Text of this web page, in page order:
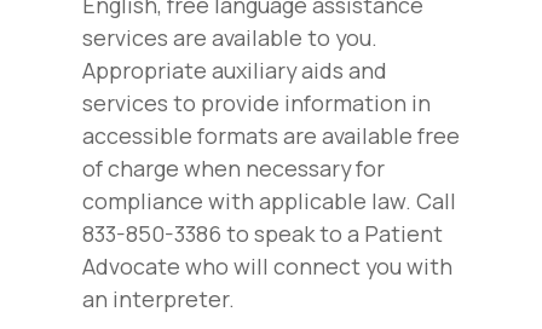
services are available to you.
Appropriate auxiliary aids and
services to provide information in
accessible formats are available free
of charge when necessary for
compliance with applicable law. Call
833-850-3386 to speak to a Patient
Advocate who will connect you with
an interpreter.